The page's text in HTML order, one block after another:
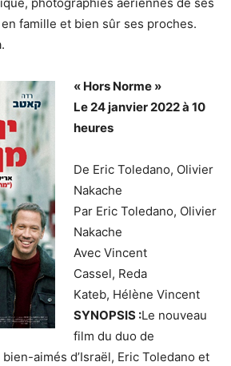
famille et bien sûr ses proches.
« Hors Norme »
Le 24 janvier 2022 à 10
heures
De Eric Toledano, Olivier
Nakache
Par Eric Toledano, Olivier
Nakache
Avec Vincent
Cassel, Reda
Kateb, Hélène Vincent
SYNOPSIS :Le nouveau
film du duo de
aimés d’Israël, Eric Toledano et